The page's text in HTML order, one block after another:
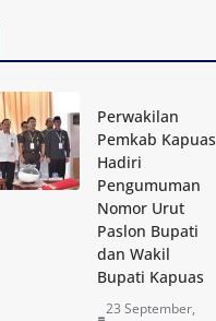
Perwakilan
Pemkab Kapuas
Hadiri
Pengumuman
Nomor Urut
Paslon Bupati
dan Wakil
Bupati Kapuas
23 September,